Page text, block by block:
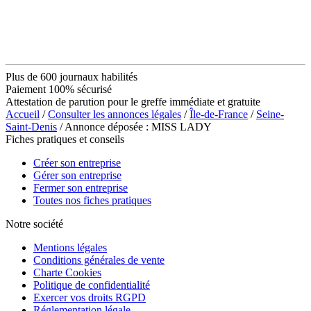
Plus de 600 journaux habilités
Paiement 100% sécurisé
Attestation de parution pour le greffe immédiate et gratuite
Accueil /Consulter les annonces légales /Île-de-France / Seine-
Saint-Denis / Annonce déposée : MISS LADY
Fiches pratiques et conseils
Créer son entreprise
Gérer son entreprise
Fermer son entreprise
Toutes nos fiches pratiques
Notre société
Mentions légales
Conditions générales de vente
Charte Cookies
Politique de confidentialité
Exercer vos droits RGPD